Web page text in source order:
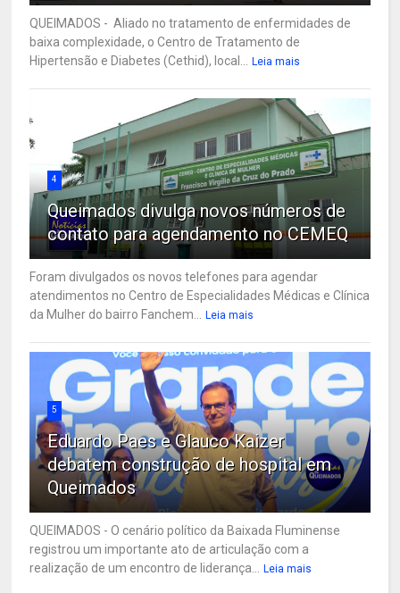
QUEIMADOS - Aliado no tratamento de enfermidades de
baixa complexidade, o Centro de Tratamento de
Hipertensão e Diabetes (Cethid), local...
Leia mais
4
Queimados divulga novos números de
contato para agendamento no CEMEQ
Foram divulgados os novos telefones para agendar
atendimentos no Centro de Especialidades Médicas e Clínica
da Mulher do bairro Fanchem...
Leia mais
5
Eduardo Paes e Glauco Kaizer
debatem construção de hospital em
Queimados
QUEIMADOS - O cenário político da Baixada Fluminense
registrou um importante ato de articulação com a
realização de um encontro de liderança...
Leia mais